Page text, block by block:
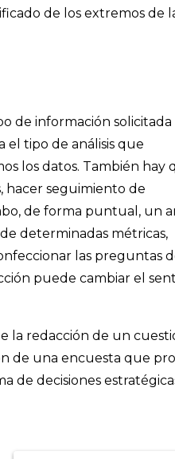
de los extremos de
de información solicitada
el tipo de análisis que
los datos. También hay
hacer seguimiento de
de forma puntual, un
determinadas métricas,
las preguntas
puede cambiar el
la redacción de un
de una encuesta que
de decisiones